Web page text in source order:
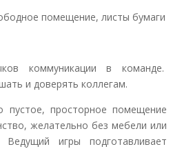
помещение, листы бумаги
коммуникации в команде.
и доверять коллегам.
пустое, просторное помещение
желательно без мебели или
игры подготавливает